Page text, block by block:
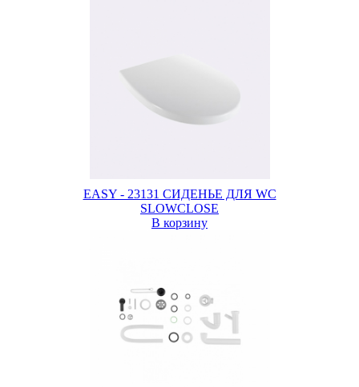
EASY - 23131 СИДЕНЬЕ ДЛЯ WC
SLOWCLOSE
В корзину